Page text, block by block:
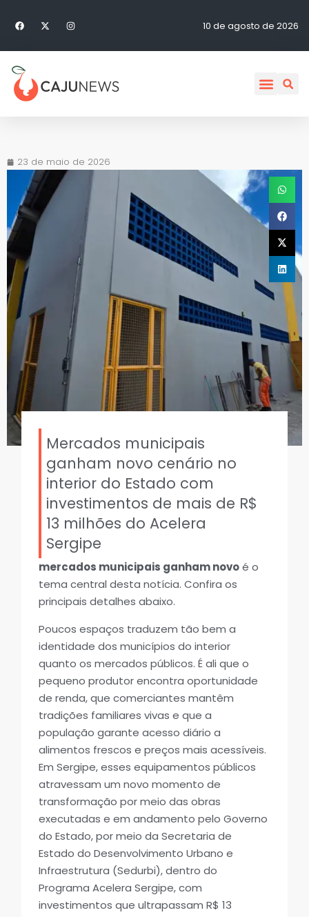
10 de agosto de 2026
23 de maio de 2026
Mercados municipais
ganham novo cenário no
interior do Estado com
investimentos de mais de R$
13 milhões do Acelera
Sergipe
mercados municipais ganham novoé o
tema central desta notícia. Confira os
principais detalhes abaixo.
Poucos espaços traduzem tão bem a
identidade dos municípios do interior
quanto os mercados públicos. É ali que o
pequeno produtor encontra oportunidade
de renda, que comerciantes mantêm
tradições familiares vivas e que a
população garante acesso diário a
alimentos frescos e preços mais acessíveis.
Em Sergipe, esses equipamentos públicos
atravessam um novo momento de
transformação por meio das obras
executadas e em andamento pelo Governo
do Estado, por meio da Secretaria de
Estado do Desenvolvimento Urbano e
Infraestrutura (Sedurbi), dentro do
Programa Acelera Sergipe, com
investimentos que ultrapassam R$ 13